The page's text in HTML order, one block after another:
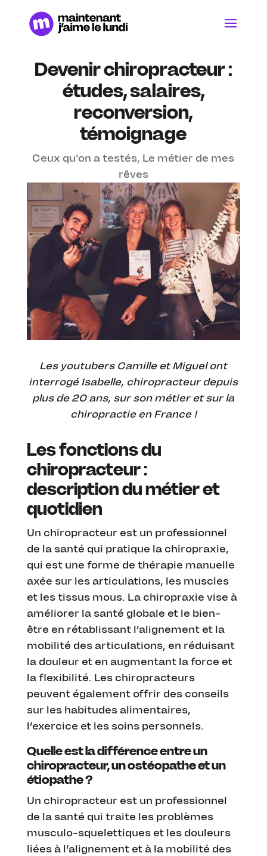
Devenir chiropracteur :
études, salaires,
reconversion,
témoignage
Ceux qu'on a testés, Le métier de mes
rêves
Les youtubers Camille et Miguel ont
interrogé Isabelle, chiropracteur depuis
plus de 20 ans, sur son métier et sur la
chiropractie en France !
Les fonctions du
chiropracteur :
description du métier et
quotidien
Un chiropracteur est un professionnel
de la santé qui pratique la chiropraxie,
qui est une forme de thérapie manuelle
axée sur les articulations, les muscles
et les tissus mous. La chiropraxie vise à
améliorer la santé globale et le bien-
être en rétablissant l’alignement et la
mobilité des articulations, en réduisant
la douleur et en augmentant la force et
la flexibilité. Les chiropracteurs
peuvent également offrir des conseils
sur les habitudes alimentaires,
l’exercice et les soins personnels.
Quelle est la différence entre un
chiropracteur, un ostéopathe et un
étiopathe ?
Un chiropracteur est un professionnel
de la santé qui traite les problèmes
musculo-squelettiques et les douleurs
liées à l’alignement et à la mobilité des